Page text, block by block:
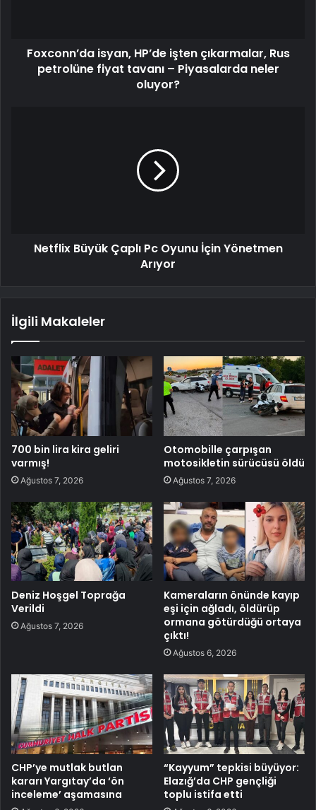
Foxconn’da isyan, HP’de işten çıkarmalar, Rus
petrolüne fiyat tavanı – Piyasalarda neler
oluyor?
Netflix Büyük Çaplı Pc Oyunu İçin Yönetmen
Arıyor
İlgili Makaleler
700 bin lira kira geliri
varmış!
Ağustos 7, 2026
Otomobille çarpışan
motosikletin sürücüsü öldü
Ağustos 7, 2026
Deniz Hoşgel Toprağa
Verildi
Ağustos 7, 2026
Kameraların önünde kayıp
eşi için ağladı, öldürüp
ormana götürdüğü ortaya
çıktı!
Ağustos 6, 2026
CHP’ye mutlak butlan
kararı Yargıtay’da ‘ön
inceleme’ aşamasına
“Kayyum” tepkisi büyüyor:
Elazığ’da CHP gençliği
toplu istifa etti